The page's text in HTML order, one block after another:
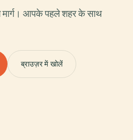
आपके पहले शहर के साथ
ब्राउज़र में खोलें